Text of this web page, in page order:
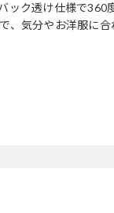
ック透け仕様で360
、気分やお洋服に合